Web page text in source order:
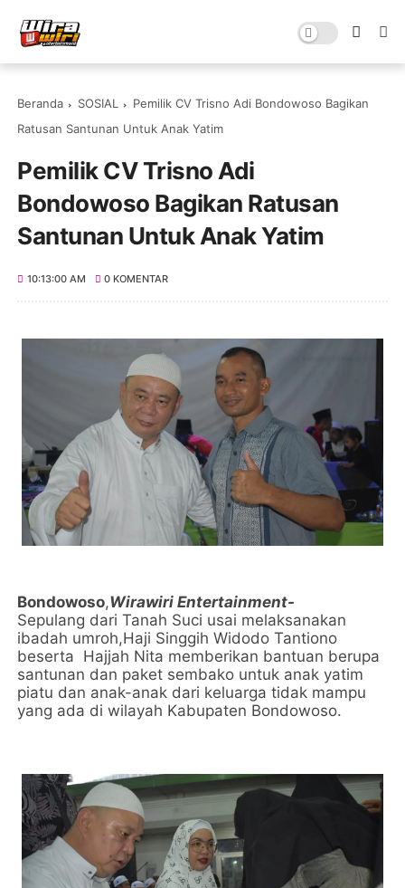
Beranda SOSIAL
Pemilik CV Trisno Adi Bondowoso Bagikan
Ratusan Santunan Untuk Anak Yatim
Pemilik CV Trisno Adi
Bondowoso Bagikan Ratusan
Santunan Untuk Anak Yatim
10:13:00 AM 0 KOMENTAR
Bondowoso,Wirawiri Entertainment-
Sepulang dari Tanah Suci usai melaksanakan
ibadah umroh,Haji Singgih Widodo Tantiono
beserta Hajjah Nita memberikan bantuan berupa
santunan dan paket sembako untuk anak yatim
piatu dan anak-anak dari keluarga tidak mampu
yang ada di wilayah Kabupaten Bondowoso.